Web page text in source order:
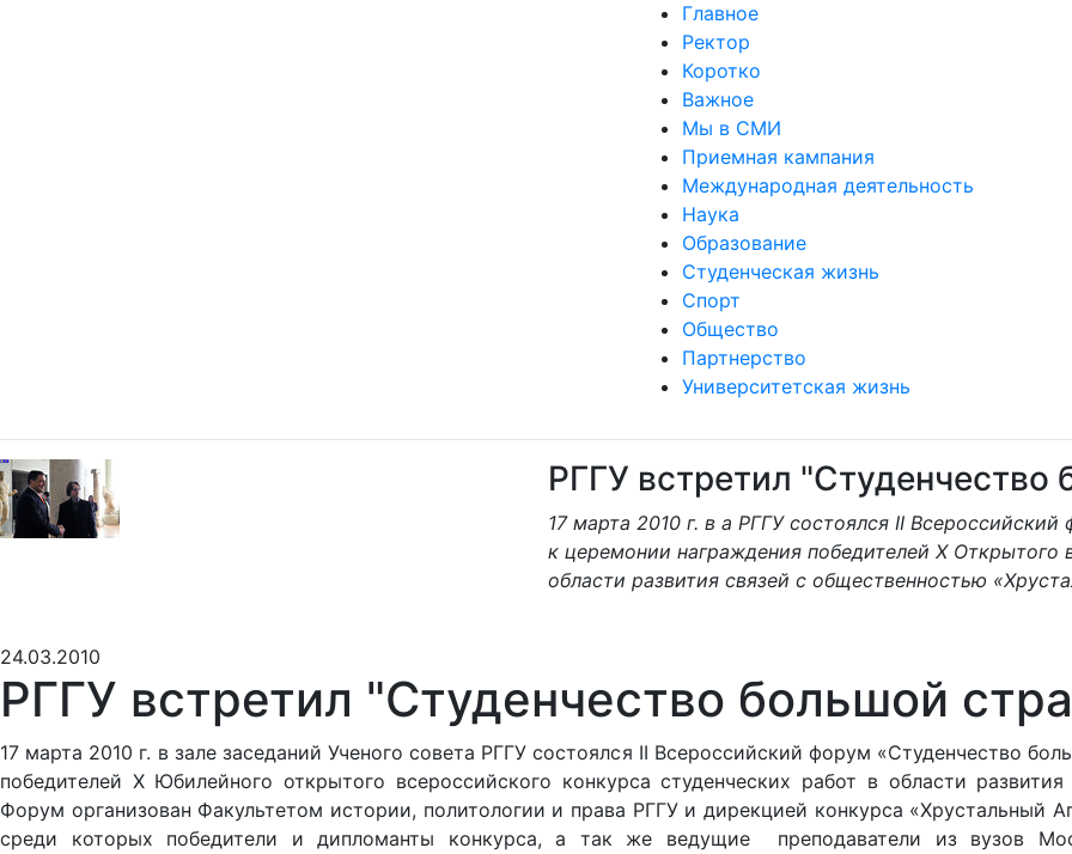
Главное
Ректор
Коротко
Важное
Мы в СМИ
Приемная кампания
Международная деятельность
Наука
Образование
Студенческая жизнь
Спорт
Общество
Партнерство
Университетская жизнь
РГГУ встретил
17 марта 2010 г. в а РГГУ состоялся II
к церемонии награждения победителей X Открытого
области развития связей с общественностью
24.03.2010
РГГУ встретил "Студенчество большой
17 марта 2010 г. в зале заседаний Ученого совета РГГУ состоялся II Всероссийский форум «Студенчество
победителей X Юбилейного открытого всероссийского конкурса студенческих работ в области
Форум организован Факультетом истории, политологии и права РГГУ и дирекцией конкурса «Хрустальный
среди которых победители и дипломанты конкурса, а так же ведущие преподаватели из вузов